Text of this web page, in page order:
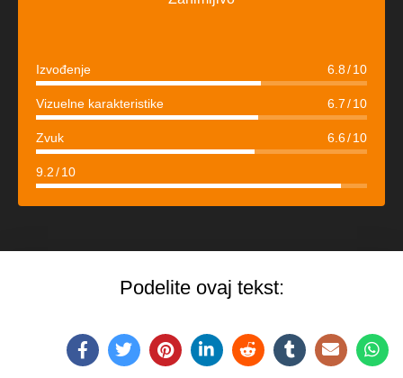
Izvođenje 6.8 10
Vizuelne karakteristike 6.7 10
Zvuk 6.6 10
9.2 10
Podelite ovaj tekst: